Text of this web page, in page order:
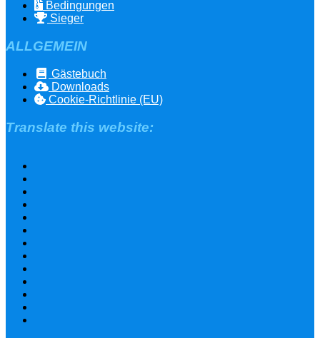
Bedingungen
Sieger
ALLGEMEIN
Gästebuch
Downloads
Cookie-Richtlinie (EU)
Translate this website: